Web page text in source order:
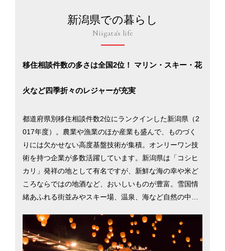
新潟県での暮らし
Niigata's life
移住相談件数の多さは全国2位！ マリン・スキー・花
火など四季折々のレジャーが充実
都道府県別移住相談件数2位にランクインした新潟県（2
017年度）。農業や漁業のほか産業も盛んで、ものづく
りには欠かせない高度基盤技術が集積。オンリーワン技
術を持つ企業が多数活躍しています。新潟県は「コシヒ
カリ」発祥の地として有名ですが、新鮮な海の幸や米ど
ころならではの地酒など、おいしいものが豊富。雪国情
緒あふれる街並みやスキー場、温泉、海など自然の中で
て知られる「長岡大花火大会」も人気です。また、子育
てや教育に力を入れており、高等学校等の進学率は99.6
4％（文部科学省「学校基本調査」2017年）と全国1位。